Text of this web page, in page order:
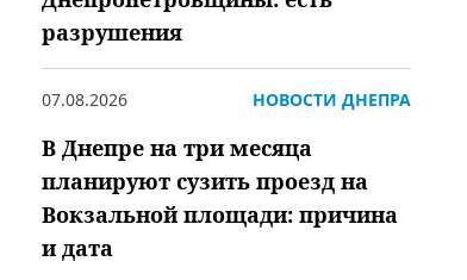
разрушения
07.08.2026 НОВОСТИ ДНЕПРА
В Днепре на три месяца
планируют сузить проезд на
Вокзальной площади: причина
и дата